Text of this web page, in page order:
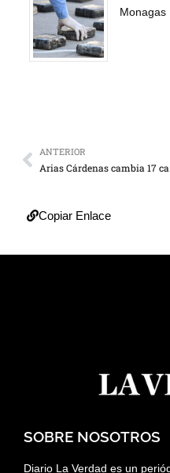
Monagas
ANTERIOR
Copiar Enlace
SOBRE NOSOTROS
Diario La Verdad es un